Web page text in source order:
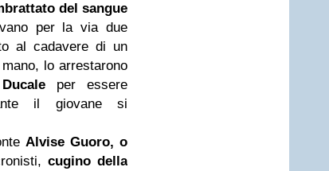
del sangue
per la via due
al cadavere di un
lo arrestarono
per essere
il giovane si
Alvise Guoro, o
cugino della